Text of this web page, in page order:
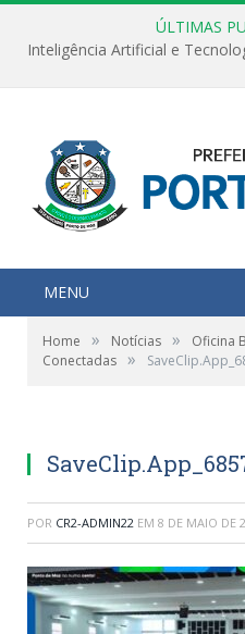
ÚLTIMAS
MENU
Home » Notícias »
Oficina
Conectadas »
POR CR2-ADMIN22 EM 8 DE MAIO DE